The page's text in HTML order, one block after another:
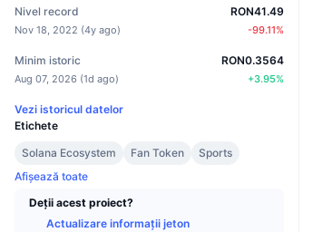
Nivel record
Nov 18, 2022 (4y ago)
RON41.49
-99.11%
Minim istoric
Aug 07, 2026 (1d ago)
RON0.3564
+3.95%
Vezi istoricul datelor
Etichete
Solana Ecosystem
Fan Token
Sports
Afișează toate
Deții acest proiect?
Actualizare informații jeton